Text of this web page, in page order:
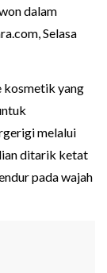
dalam
Selasa
kosmetik yang
melalui
ditarik ketat
pada wajah